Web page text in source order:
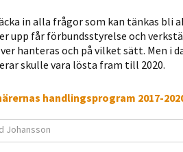
in alla frågor som kan tänkas bli
upp får förbundsstyrelse och
hanteras och på vilket sätt. Men i
skulle vara lösta fram till 2020.
handlingsprogram 2017-
Johansson